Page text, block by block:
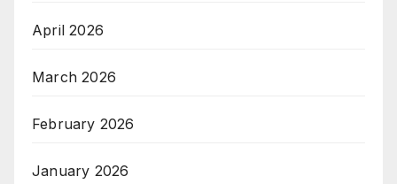
April 2026
March 2026
February 2026
January 2026